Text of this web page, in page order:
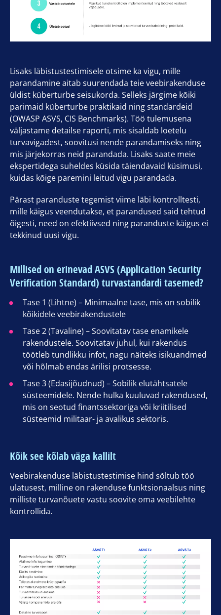
Lisaks läbistustestimisele otsime ka vigu, mille
parandamine aitab suurendada teie veebirakenduse
üldist küberturbe seisukorda. Selleks järgime kõiki
parimaid küberturbe praktikaid ning standardeid
(OWASP ASVS, CIS Benchmarks). Töö tulemusena
väljastame detailse raporti, mis sisaldab loetelu
turvavigadest, soovitusi nende parandamiseks ning
mis järjekorras neid parandada. Lisaks saate meie
ekspertidega suheldes küsida täiendavaid küsimusi,
kuidas kõige paremini leitud vigu parandada.
Pärast paranduste tegemist viime läbi kontrolltesti,
mille käigus veendutakse, et parandused said tehtud
õigesti, need on efektiivsed ning paranduste käigus ei
tekkinud uusi vigu.
Millised on erinevad ASVS (Application Security
Verification Standard) turvastandardi tasemed?
Tase 1 (Lihtne) – Minimaalne tase, mis on sobilik
kõikidele veebirakendustele
Tase 2 (Tavaline) – Soovitatav tase enamikele
rakendustele. Soovitatav juhul, kui rakendus
töötleb tundlikku infot, nagu näiteks isikuandmed
või hõlmab endas ärilisi protsesse.
Tase 3 (Edasijõudnud) – Sobilik elutähtsatele
süsteemidele. Nende hulka kuuluvad rakendused,
mis on seotud finantssektoriga või kriitilised
süsteemid militaar- ja avalikus sektoris.
Kõik see kõlab väga kallilt
Veebirakenduse läbistustestimise hind sõltub töö
ulatusest, milline on rakenduse funktsionaalsus ning
milliste turvanõuete vastu soovite oma veebilehte
kontrollida.